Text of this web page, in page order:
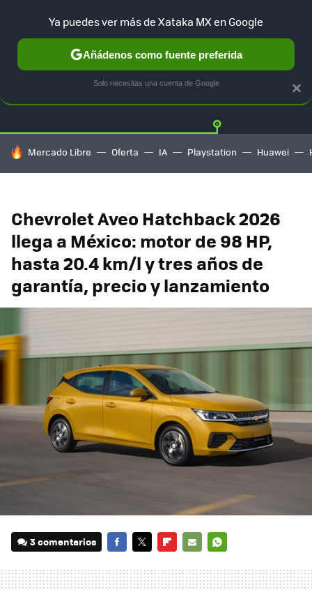
TESLA UBER AUTO ELECTRICO Twitter
HOY SE HABLA DE
Mercado Libre Oferta IA Playstation Huawei
Chevrolet Aveo Hatchback 2026
llega a México: motor de 98 HP,
hasta 20.4 km/l y tres años de
garantía, precio y lanzamiento
3 comentarios
MAIL
×
Ya puedes ver más de Xataka MX en Google
Añádenos como fuente preferida
Solo necesitas una cuenta de Google